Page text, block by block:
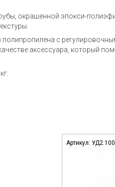
окрашенной эпокси-
с
аксессуара, который
Артикул: УД2.100